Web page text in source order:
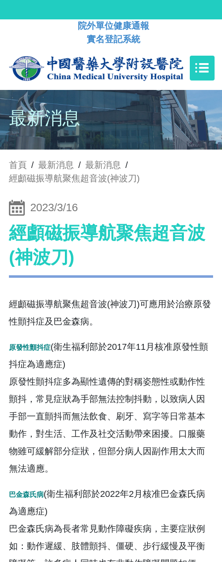
院外單位健康通報
實名登記系統
最新消息
首頁 / 最新消息 / 最新消息 /
經顱磁振導航聚焦超音波(神波刀)
2023/3/16
經顱磁振導航聚焦超音波
(神波刀)
經顱磁振導航聚焦超音波(神波刀)可應用於治療原發
性顫抖症及巴金森病。
原發性顫抖症(衛生福利部於2017年11月核准原發性顫
抖症為適應症)
原發性顫抖症多為顯性遺傳的對稱姿態性或動作性
顫抖，常見症狀為手部無法控制抖動，以致病人因
手部一直顫抖而無法飲食、刷牙、寫字等日常基本
動作，對生活、工作及社交活動帶來困擾。口服藥
物雖可緩解部分症狀，但部分病人因副作用太大而
無法適應。
巴金森氏病(衛生福利部於2022年2月核准巴金森氏病
為適應症)
巴金森氏病為長者常見動作障礙疾病，主要症狀例
如：動作遲緩、肢體顫抖、僵硬、步行緩慢及平衡